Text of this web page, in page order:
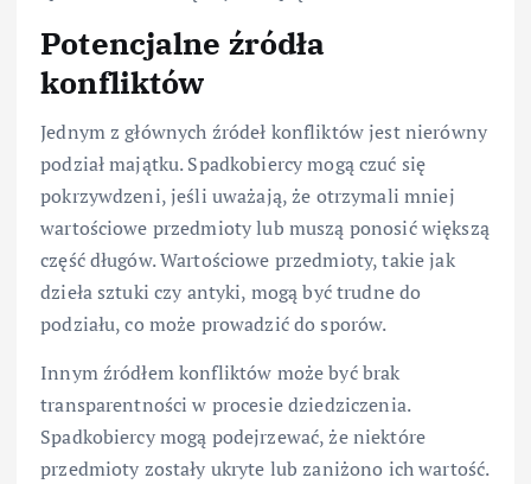
Potencjalne źródła
konfliktów
Jednym z głównych źródeł konfliktów jest nierówny
podział majątku. Spadkobiercy mogą czuć się
pokrzywdzeni, jeśli uważają, że otrzymali mniej
wartościowe przedmioty lub muszą ponosić większą
część długów. Wartościowe przedmioty, takie jak
dzieła sztuki czy antyki, mogą być trudne do
podziału, co może prowadzić do sporów.
Innym źródłem konfliktów może być brak
transparentności w procesie dziedziczenia.
Spadkobiercy mogą podejrzewać, że niektóre
przedmioty zostały ukryte lub zaniżono ich wartość.